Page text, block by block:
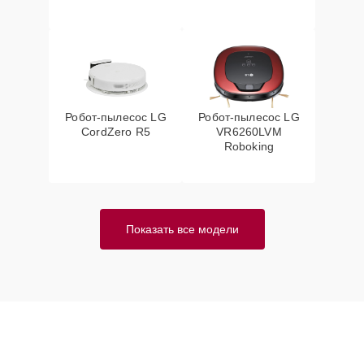
Робот-пылесос LG
CordZero R5
Робот-пылесос LG
VR6260LVM
Roboking
Показать все модели